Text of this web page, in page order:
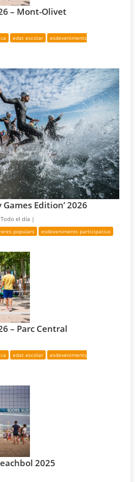
– Mont-Olivet
edat escolar
esdeveniments
Games Edition’ 2026
Todo el día |
populars esdeveniments participatius
– Parc Central
edat escolar
esdeveniments
2025